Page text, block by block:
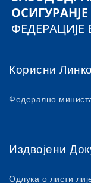
Корисни
Федерално
Издвојени
Одлука о листи